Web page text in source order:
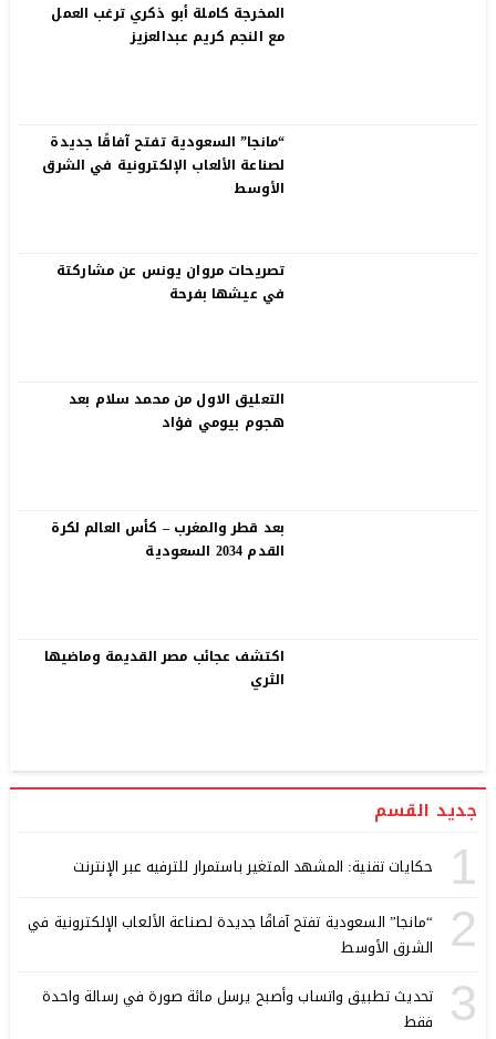
المخرجة كاملة أبو ذكري ترغب العمل
مع النجم كريم عبدالعزيز
“مانجا” السعودية تفتح آفاقًا جديدة
لصناعة الألعاب الإلكترونية في الشرق
الأوسط
تصريحات مروان يونس عن مشاركتة
في عيشها بفرحة
التعليق الاول من محمد سلام بعد
هجوم بيومي فؤاد
بعد قطر والمغرب – كأس العالم لكرة
القدم 2034 السعودية
اكتشف عجائب مصر القديمة وماضيها
الثري
جديد القسم
1 حكايات تقنية: المشهد المتغير باستمرار للترفيه عبر الإنترنت
2
“مانجا” السعودية تفتح آفاقًا جديدة لصناعة الألعاب الإلكترونية في
الشرق الأوسط
3
تحديث تطبيق واتساب وأصبح يرسل مائة صورة في رسالة واحدة
فقط